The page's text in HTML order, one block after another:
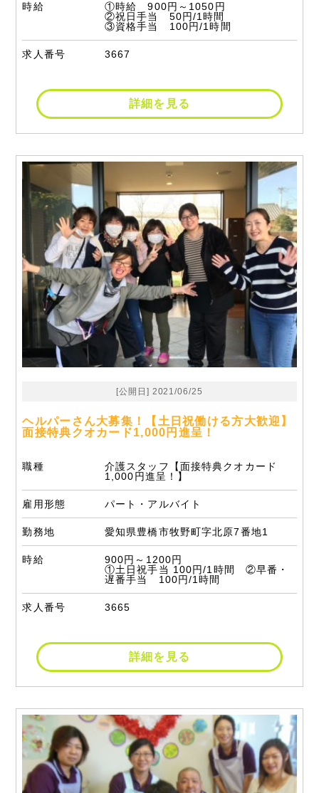
時給
①時給 900円～1050円
②祝日手当 50円/1時間
③資格手当 100円/1時間
求人番号 3667
詳細を見る
[公開日] 2021/06/25
ヘルパーさん大募集！【土日祝働ける方大歓迎】
面接特典クオカード1,000円進呈！
職種
介護スタッフ【面接特典クオカード
1,000円進呈！】
雇用形態 パート・アルバイト
勤務地 愛知県豊橋市牧野町字北原7番地1
時給
900円～1200円
①土日祝手当 100円/1時間 ②早番・
遅番手当 100円/1時間
求人番号 3665
詳細を見る